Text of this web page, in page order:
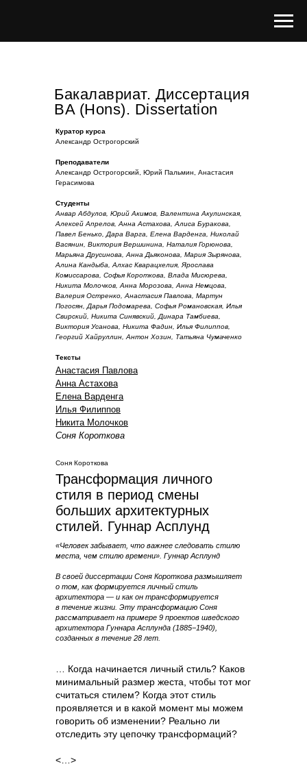
Соня Короткова
Трансформация личного
стиля в период смены
больших архитектурных
стилей. Гуннар Асплунд
«Человек забывает, что важнее следовать стилю
места, чем стилю времени». Гуннар Асплунд
В своей диссертации Соня Короткова размышляет
о том, как формируется личный стиль
архитектора — и как он трансформируется
в течение жизни. Эту трансформацию Соня
рассматривает на примере 9 проектов шведского
архитектора Гуннара Асплунда (1885−1940),
созданных в течение 28 лет.
… Когда начинается личный стиль? Каков
минимальный размер жеста, чтобы тот мог
считаться стилем? Когда этот стиль
проявляется и в какой момент мы можем
говорить об изменении? Реально ли
отследить эту цепочку трансформаций?
<…>
Куратор курса
Александр Острогорский
Преподаватели
Александр Острогорский, Юрий Пальмин, Анастасия
Герасимова
Студенты
Анвар Абдулов, Юрий Акимов, Валентина Акулинская,
Алексей Апрелов, Анна Астахова, Алиса Буракова,
Павел Бенько, Дара Варга, Елена Варденга, Николай
Васянин, Виктория Вершинина, Наталия Горюнова,
Марьяна Друсинова, Анна Дьяконова, Мария Зырянова,
Алина Кандыба, Алхас Кварацхелия, Ярослава
Комиссарова, Софья Короткова, Влада Мисюрева,
Никита Молочков, Анна Морозова, Анна Немцова,
Валерия Остренко, Анастасия Павлова, Мартун
Погосян, Дарья Подомарева, Софья Романовская, Илья
Свирский, Никита Синявский, Динара Тамбиева,
Виктория Усанова, Никита Фадин, Илья Филиппов,
Георгий Хайруллин, Антон Хозин, Татьяна Чумаченко
Тексты
Анастасия Павлова
Анна Астахова
Елена Варденга
Илья Филиппов
Никита Молочков
Соня Короткова
Бакалавриат. Диссертация
BA (Hons). Dissertation